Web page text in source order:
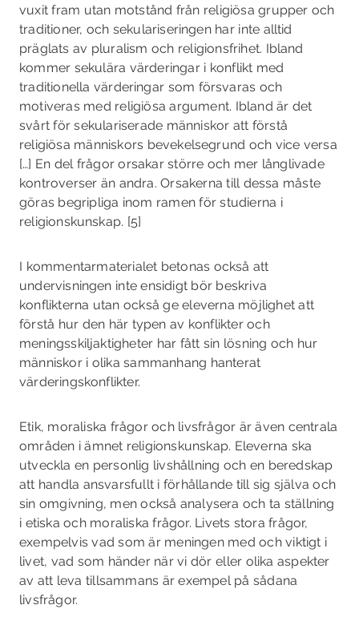
vuxit fram utan motstånd från religiösa grupper och
traditioner, och sekulariseringen har inte alltid
präglats av pluralism och religionsfrihet. Ibland
kommer sekulära värderingar i konflikt med
traditionella värderingar som försvaras och
motiveras med religiösa argument. Ibland är det
svårt för sekulariserade människor att förstå
religiösa människors bevekelsegrund och vice versa
[…] En del frågor orsakar större och mer långlivade
kontroverser än andra. Orsakerna till dessa måste
göras begripliga inom ramen för studierna i
religionskunskap. [5]
I kommentarmaterialet betonas också att
undervisningen inte ensidigt bör beskriva
konflikterna utan också ge eleverna möjlighet att
förstå hur den här typen av konflikter och
meningsskiljaktigheter har fått sin lösning och hur
människor i olika sammanhang hanterat
värderingskonflikter.
Etik, moraliska frågor och livsfrågor är även centrala
områden i ämnet religionskunskap. Eleverna ska
utveckla en personlig livshållning och en beredskap
att handla ansvarsfullt i förhållande till sig själva och
sin omgivning, men också analysera och ta ställning
i etiska och moraliska frågor. Livets stora frågor,
exempelvis vad som är meningen med och viktigt i
livet, vad som händer när vi dör eller olika aspekter
av att leva tillsammans är exempel på sådana
livsfrågor.